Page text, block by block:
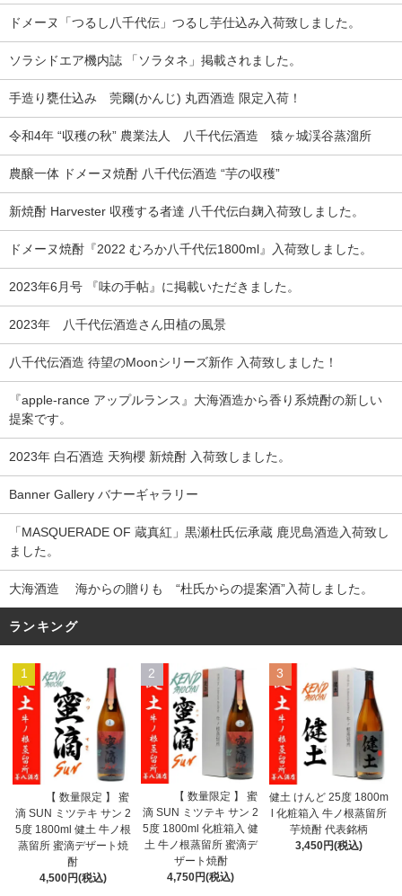
ドメーヌ「つるし八千代伝」つるし芋仕込み入荷致しました。
ソラシドエア機内誌 「ソラタネ」掲載されました。
手造り甕仕込み 莞爾(かんじ) 丸西酒造 限定入荷！
令和4年 “収穫の秋” 農業法人 八千代伝酒造 猿ヶ城渓谷蒸溜所
農醸一体 ドメーヌ焼酎 八千代伝酒造 “芋の収穫”
新焼酎 Harvester 収穫する者達 八千代伝白麹入荷致しました。
ドメーヌ焼酎『2022 むろか八千代伝1800ml』入荷致しました。
2023年6月号 『味の手帖』に掲載いただきました。
2023年 八千代伝酒造さん田植の風景
八千代伝酒造 待望のMoonシリーズ新作 入荷致しました！
『apple-rance アップルランス』大海酒造から香り系焼酎の新しい
提案です。
2023年 白石酒造 天狗櫻 新焼酎 入荷致しました。
Banner Gallery バナーギャラリー
「MASQUERADE OF 蔵真紅」黒瀬杜氏伝承蔵 鹿児島酒造入荷致し
ました。
大海酒造 海からの贈りも “杜氏からの提案酒”入荷しました。
ランキング
1
【 数量限定 】 蜜
滴 SUN ミツテキ サン 2
5度 1800ml 健土 牛ノ根
蒸留所 蜜滴デザート焼
酎
4,500円(税込)
2
【 数量限定 】 蜜
滴 SUN ミツテキ サン 2
5度 1800ml 化粧箱入 健
土 牛ノ根蒸留所 蜜滴デ
ザート焼酎
4,750円(税込)
3
健土 けんど 25度 1800m
l 化粧箱入 牛ノ根蒸留所
芋焼酎 代表銘柄
3,450円(税込)